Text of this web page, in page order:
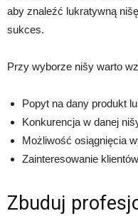
aby znaleźć lukratywną
sukces.
Przy wyborze nišy warto
Popyt na dany produkt
Konkurencja w danej
Możliwość osiągnięcia
Zainteresowanie
Zbuduj